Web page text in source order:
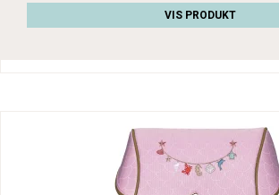
VIS PRODUKT